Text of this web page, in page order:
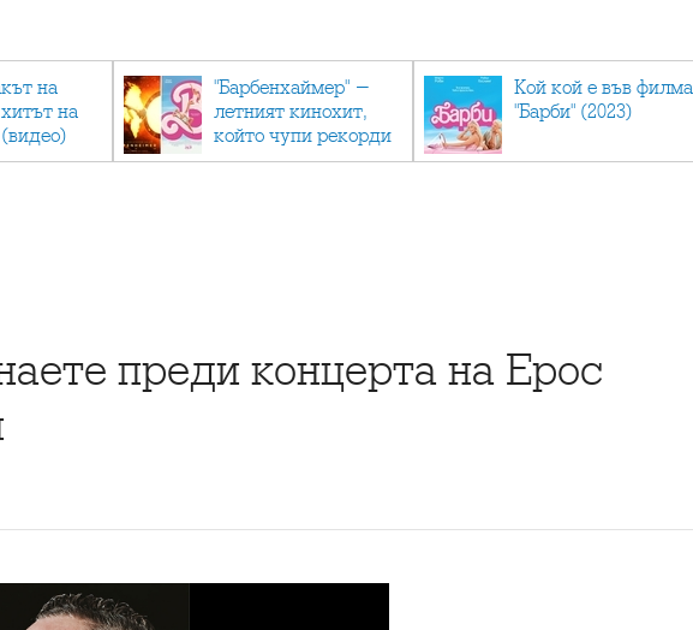
на
на
"Барбенхаймер" -
летният кинохит,
който чупи рекорди
Кой кой е във филма
"Барби" (2023)
преди концерта на Ерос